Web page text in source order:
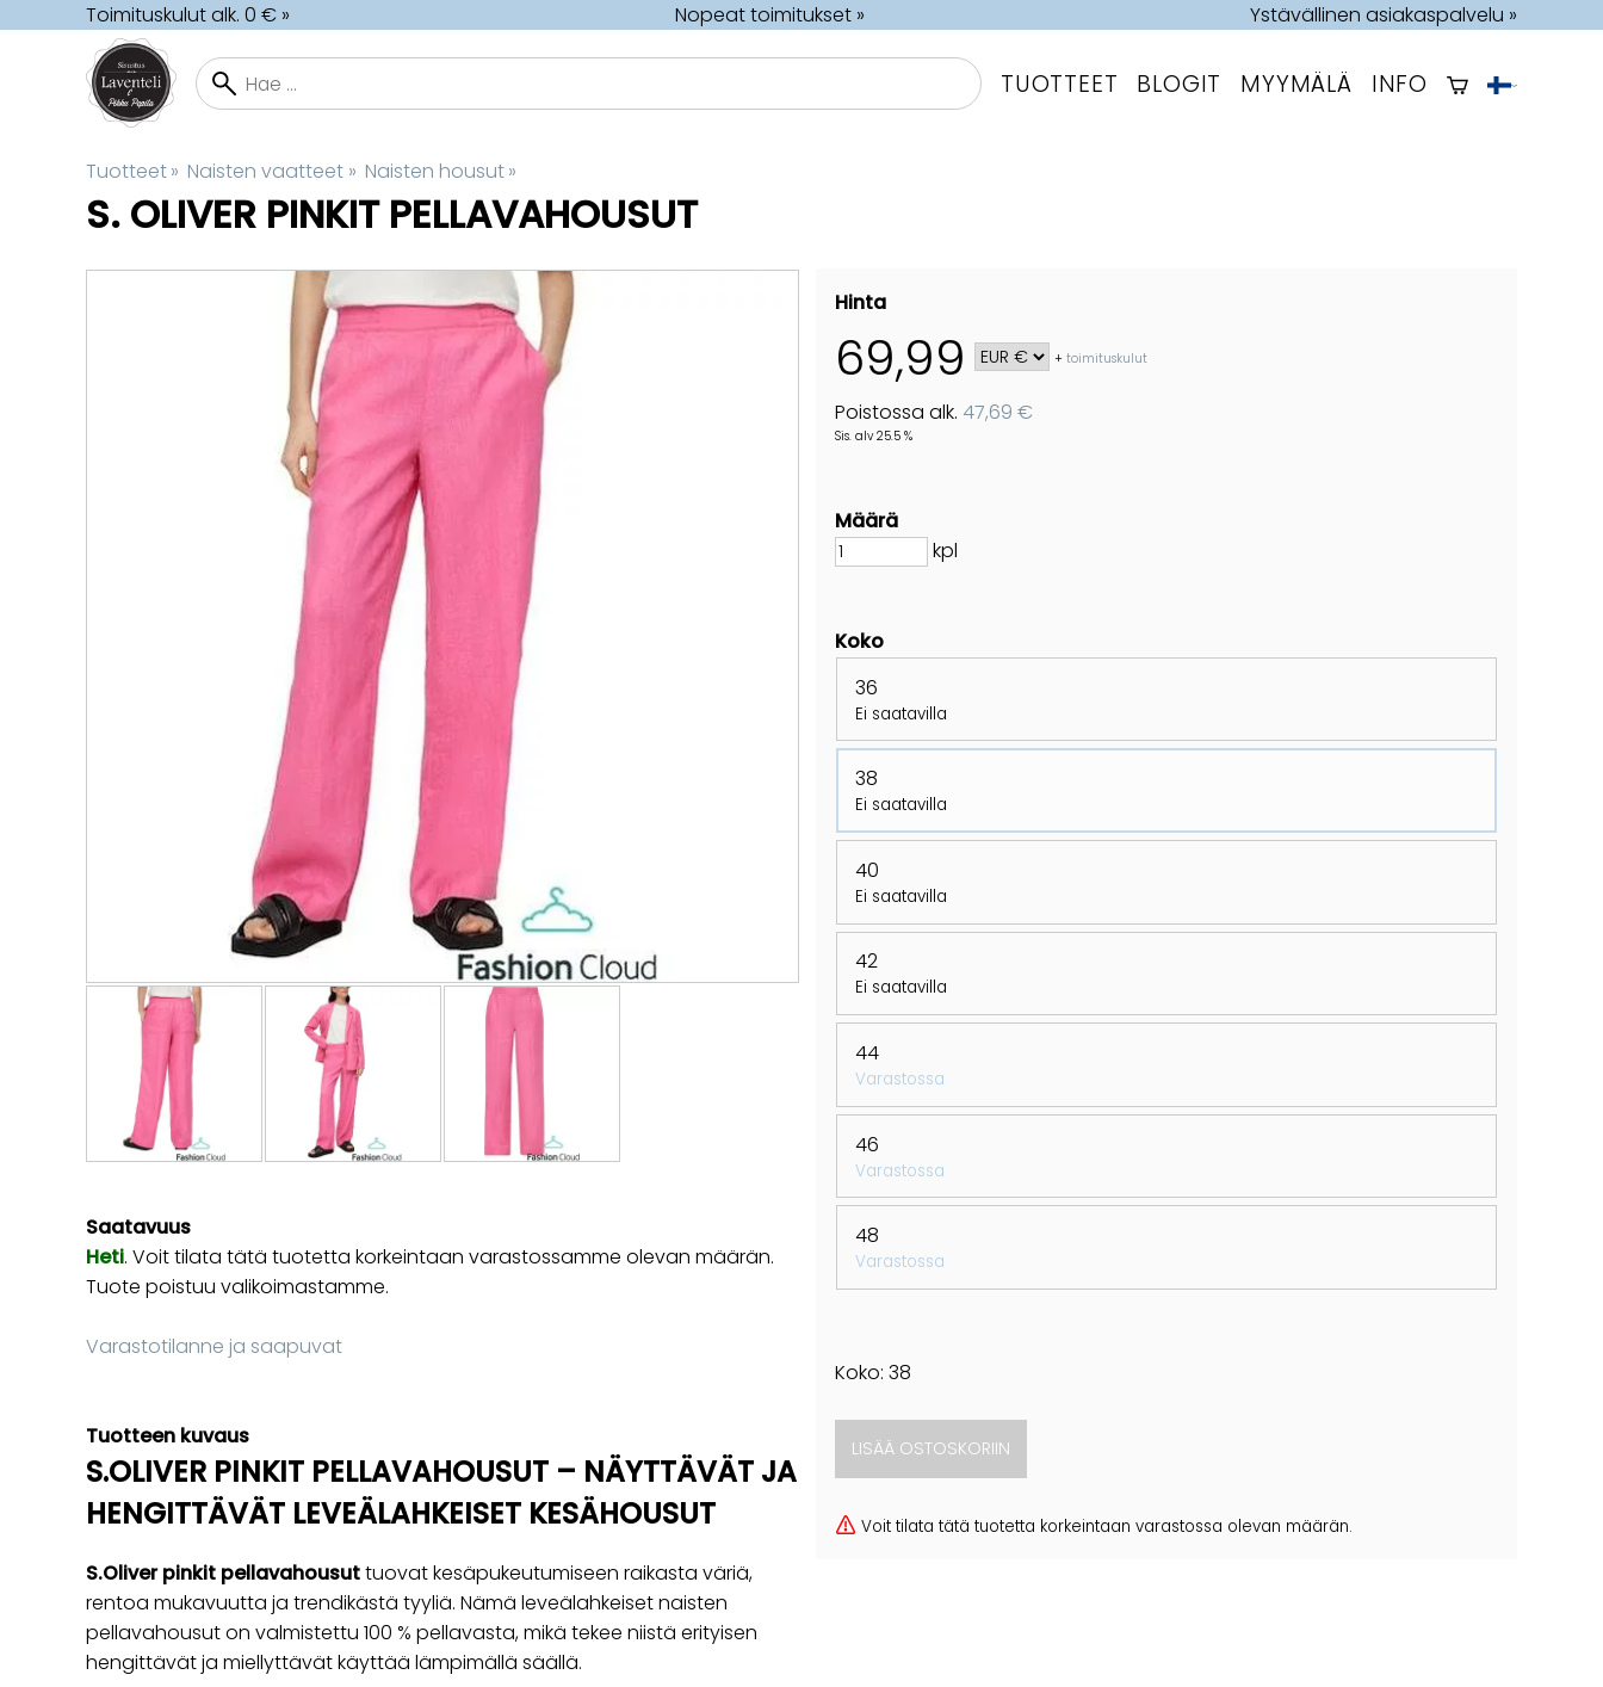
Toimituskulut alk. 0 € » Nopeat toimitukset » Ystävällinen asiakaspalvelu »
TUOTTEET BLOGIT MYYMÄLÄ INFO
Tuotteet‪» Naisten vaatteet ‪» Naisten housut‪»
S. OLIVER PINKIT PELLAVAHOUSUT
Hinta
69,99 +toimituskulut
Poistossa alk. 47,69 €
Sis. alv 25.5 %
Määrä
kpl
Koko
36
Ei saatavilla
38
Ei saatavilla
40
Ei saatavilla
42
Ei saatavilla
44
Varastossa
46
Varastossa
48
Varastossa
Koko: 38
Voit tilata tätä tuotetta korkeintaan varastossa olevan määrän.
Saatavuus
Heti. Voit tilata tätä tuotetta korkeintaan varastossamme olevan määrän.
Tuote poistuu valikoimastamme.
Varastotilanne ja saapuvat
Tuotteen kuvaus
S.OLIVER PINKIT PELLAVAHOUSUT – NÄYTTÄVÄT JA
HENGITTÄVÄT LEVEÄLAHKEISET KESÄHOUSUT
S.Oliver pinkit pellavahousuttuovat kesäpukeutumiseen raikasta väriä,
rentoa mukavuutta ja trendikästä tyyliä. Nämä leveälahkeiset naisten
pellavahousut on valmistettu 100 % pellavasta, mikä tekee niistä erityisen
hengittävät ja miellyttävät käyttää lämpimällä säällä.